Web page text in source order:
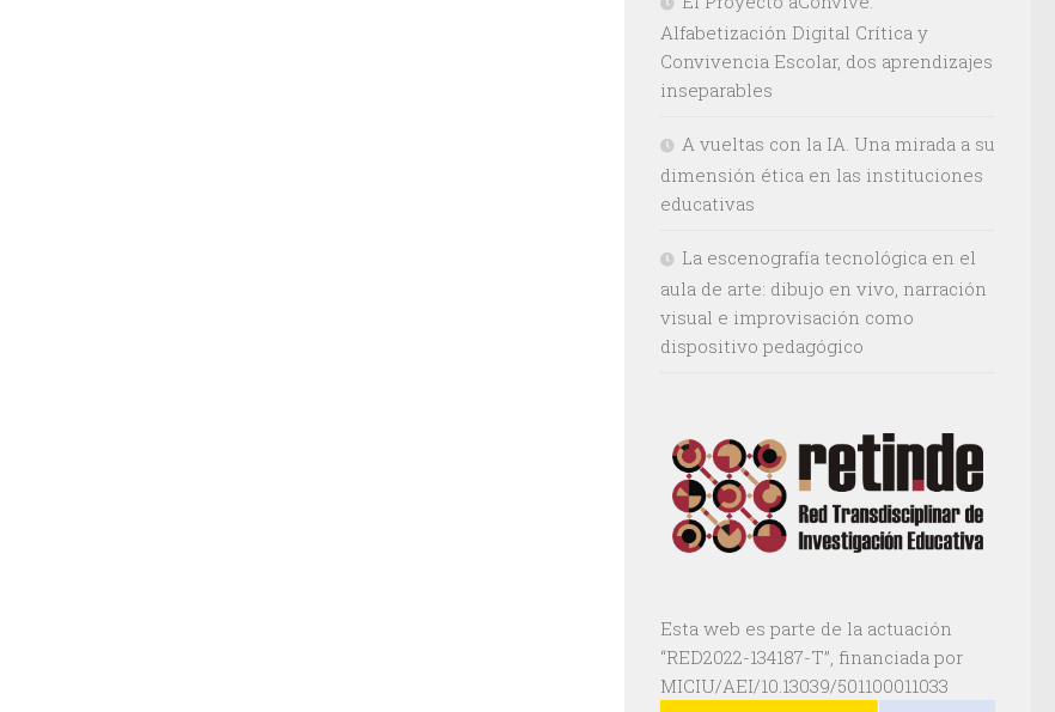
Alfabetización Digital Crítica y
Convivencia Escolar, dos aprendizajes
inseparables
A vueltas con la IA. Una mirada a su
dimensión ética en las instituciones
educativas
La escenografía tecnológica en el
aula de arte: dibujo en vivo, narración
visual e improvisación como
dispositivo pedagógico
Esta web es parte de la actuación
“RED2022-134187-T”, financiada por
MICIU/AEI/10.13039/501100011033